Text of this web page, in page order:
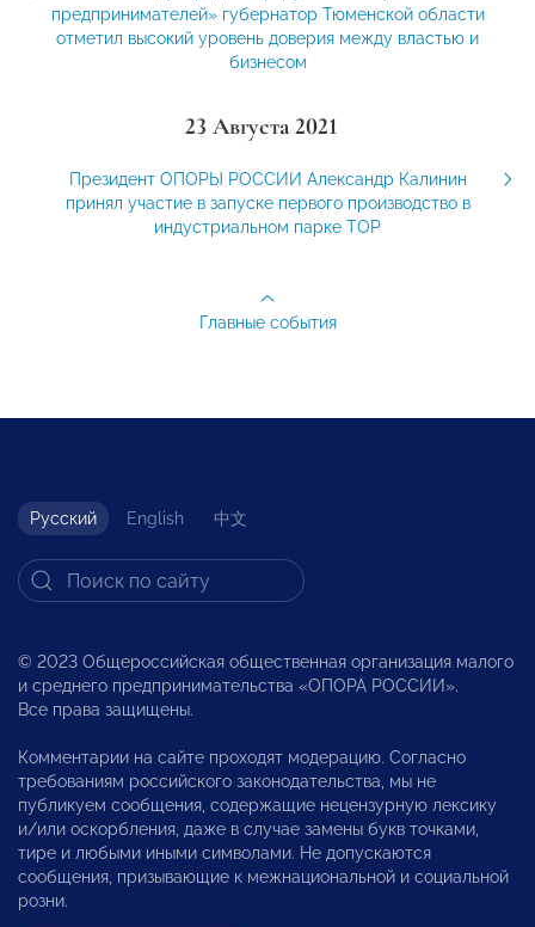
предпринимателей» губернатор Тюменской области
отметил высокий уровень доверия между властью и
бизнесом
23 Августа 2021
Президент ОПОРЫ РОССИИ Александр Калинин
принял участие в запуске первого производство в
индустриальном парке ТОР
Главные события
Русский English 中文
© 2023 Общероссийская общественная организация малого
и среднего предпринимательства «ОПОРА РОССИИ».
Все права защищены.
Комментарии на сайте проходят модерацию. Согласно
требованиям российского законодательства, мы не
публикуем сообщения, содержащие нецензурную лексику
и/или оскорбления, даже в случае замены букв точками,
тире и любыми иными символами. Не допускаются
сообщения, призывающие к межнациональной и социальной
розни.